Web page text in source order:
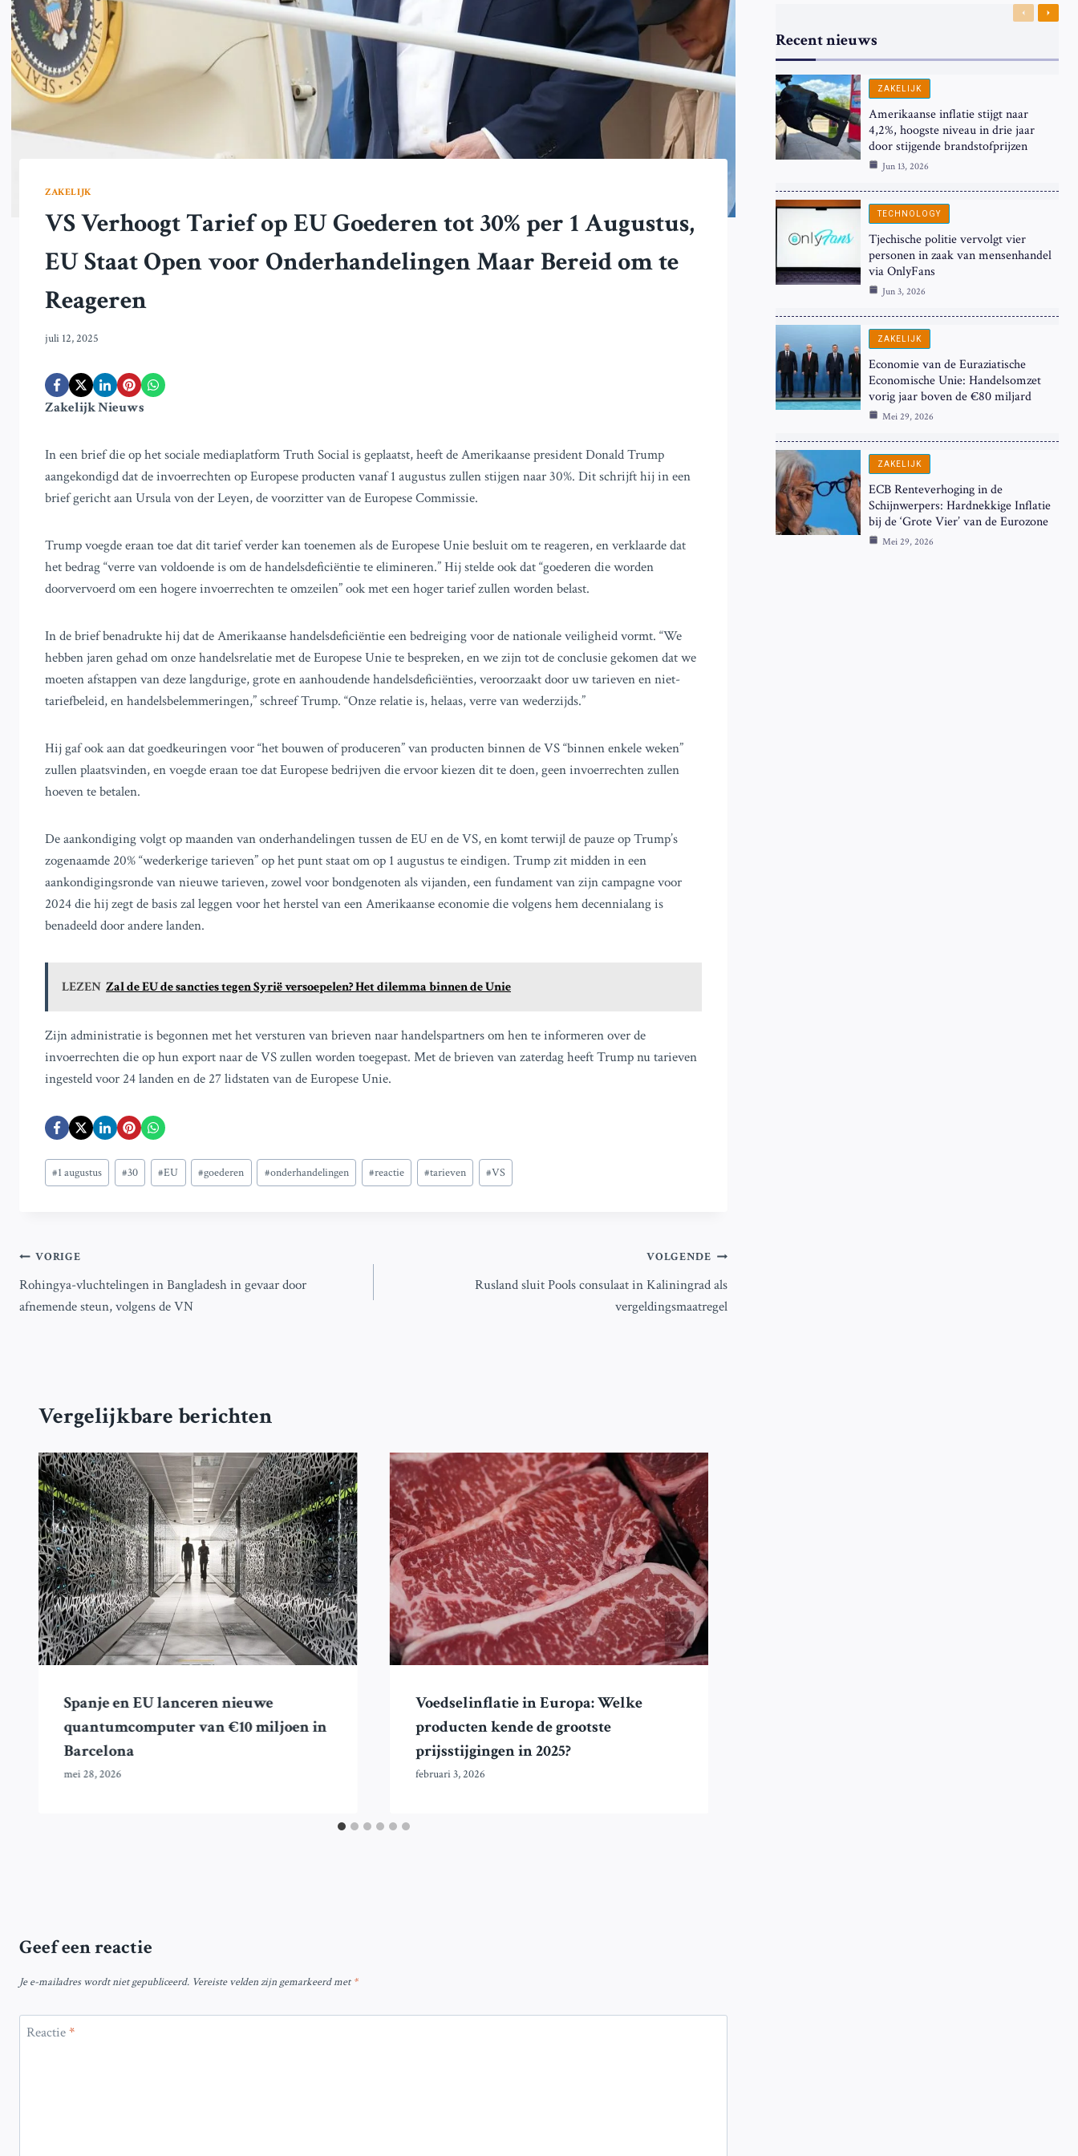
ZAKELIJK
VS Verhoogt Tarief op EU Goederen tot 30% per 1 Augustus,
EU Staat Open voor Onderhandelingen Maar Bereid om te
Reageren
juli 12, 2025
Zakelijk Nieuws
In een brief die op het sociale mediaplatform Truth Social is geplaatst, heeft de Amerikaanse president Donald Trump
aangekondigd dat de invoerrechten op Europese producten vanaf 1 augustus zullen stijgen naar 30%. Dit schrijft hij in een
brief gericht aan Ursula von der Leyen, de voorzitter van de Europese Commissie.
Trump voegde eraan toe dat dit tarief verder kan toenemen als de Europese Unie besluit om te reageren, en verklaarde dat
het bedrag “verre van voldoende is om de handelsdeficiëntie te elimineren.” Hij stelde ook dat “goederen die worden
doorvervoerd om een hogere invoerrechten te omzeilen” ook met een hoger tarief zullen worden belast.
In de brief benadrukte hij dat de Amerikaanse handelsdeficiëntie een bedreiging voor de nationale veiligheid vormt. “We
hebben jaren gehad om onze handelsrelatie met de Europese Unie te bespreken, en we zijn tot de conclusie gekomen dat we
moeten afstappen van deze langdurige, grote en aanhoudende handelsdeficiënties, veroorzaakt door uw tarieven en niet-
tariefbeleid, en handelsbelemmeringen,” schreef Trump. “Onze relatie is, helaas, verre van wederzijds.”
Hij gaf ook aan dat goedkeuringen voor “het bouwen of produceren” van producten binnen de VS “binnen enkele weken”
zullen plaatsvinden, en voegde eraan toe dat Europese bedrijven die ervoor kiezen dit te doen, geen invoerrechten zullen
hoeven te betalen.
De aankondiging volgt op maanden van onderhandelingen tussen de EU en de VS, en komt terwijl de pauze op Trump’s
zogenaamde 20% “wederkerige tarieven” op het punt staat om op 1 augustus te eindigen. Trump zit midden in een
aankondigingsronde van nieuwe tarieven, zowel voor bondgenoten als vijanden, een fundament van zijn campagne voor
2024 die hij zegt de basis zal leggen voor het herstel van een Amerikaanse economie die volgens hem decennialang is
benadeeld door andere landen.
LEZEN Zal de EU de sancties tegen Syrië versoepelen? Het dilemma binnen de Unie
Zijn administratie is begonnen met het versturen van brieven naar handelspartners om hen te informeren over de
invoerrechten die op hun export naar de VS zullen worden toegepast. Met de brieven van zaterdag heeft Trump nu tarieven
ingesteld voor 24 landen en de 27 lidstaten van de Europese Unie.
Bericht
tags:
#1 augustus #30 #EU #goederen #onderhandelingen #reactie #tarieven #VS
Bericht
navigatie
VORIGE
Rohingya-vluchtelingen in Bangladesh in gevaar door
afnemende steun, volgens de VN
VOLGENDE
Rusland sluit Pools consulaat in Kaliningrad als
vergeldingsmaatregel
Vergelijkbare berichten
Spanje en EU lanceren nieuwe
quantumcomputer van €10 miljoen in
Barcelona
mei 28, 2026
Voedselinflatie in Europa: Welke
producten kende de grootste
prijsstijgingen in 2025?
februari 3, 2026
Geef een reactie
Je e-mailadres wordt niet gepubliceerd. Vereiste velden zijn gemarkeerd met*
Reactie*
Recent nieuws
Previous
Next
ZAKELIJK
Amerikaanse inflatie stijgt naar
4,2%, hoogste niveau in drie jaar
door stijgende brandstofprijzen
Jun 13, 2026
TECHNOLOGY
Tjechische politie vervolgt vier
personen in zaak van mensenhandel
via OnlyFans
Jun 3, 2026
ZAKELIJK
Economie van de Euraziatische
Economische Unie: Handelsomzet
vorig jaar boven de €80 miljard
Mei 29, 2026
ZAKELIJK
ECB Renteverhoging in de
Schijnwerpers: Hardnekkige Inflatie
bij de ‘Grote Vier’ van de Eurozone
Mei 29, 2026